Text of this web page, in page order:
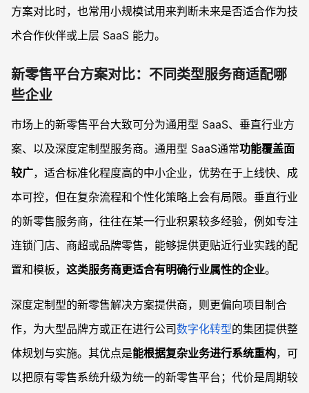
方案对比时，也常用小规模试用来判断未来是否适合作为技
术合作伙伴或上层 SaaS 能力。
新零售平台方案对比：不同类型服务商适配哪
些企业
市场上的新零售平台大致可分为通用型 SaaS、垂直行业方
案、以及深度定制型服务商。通用型 SaaS通常功能覆盖面
较广，适合标准化程度高的中小企业，优势在于上线快、成
本可控，但在复杂流程和个性化策略上会有局限。垂直行业
的新零售服务商，往往在某一行业积累较多经验，例如专注
连锁门店、商超或品牌零售，能够提供更贴近行业实践的配
置和模板， 这类服务商更适合有明确行业属性的企业。
深度定制型的新零售解决方案提供商，则更偏向项目制合
作，为大型品牌方或正在进行公司数字化转型的集团提供整
体规划与实施。其优点是能根据复杂业务进行系统重构，可
以把原有零售系统升级为统一的新零售平台；代价是周期较